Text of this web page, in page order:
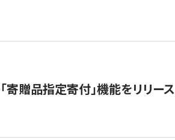
贈品指定寄付」機能をリリース